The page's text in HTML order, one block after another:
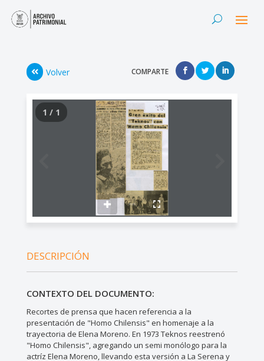
Volver COMPARTE
1 / 1
DESCRIPCIÓN
CONTEXTO DEL DOCUMENTO:
Recortes de prensa que hacen referencia a la
presentación de "Homo Chilensis" en homenaje a la
trayectoria de Elena Moreno. En 1973 Teknos reestrenó
"Homo Chilensis", agregando un semi monólogo para la
actríz Elena Moreno, llevando esta versión a La Serena y